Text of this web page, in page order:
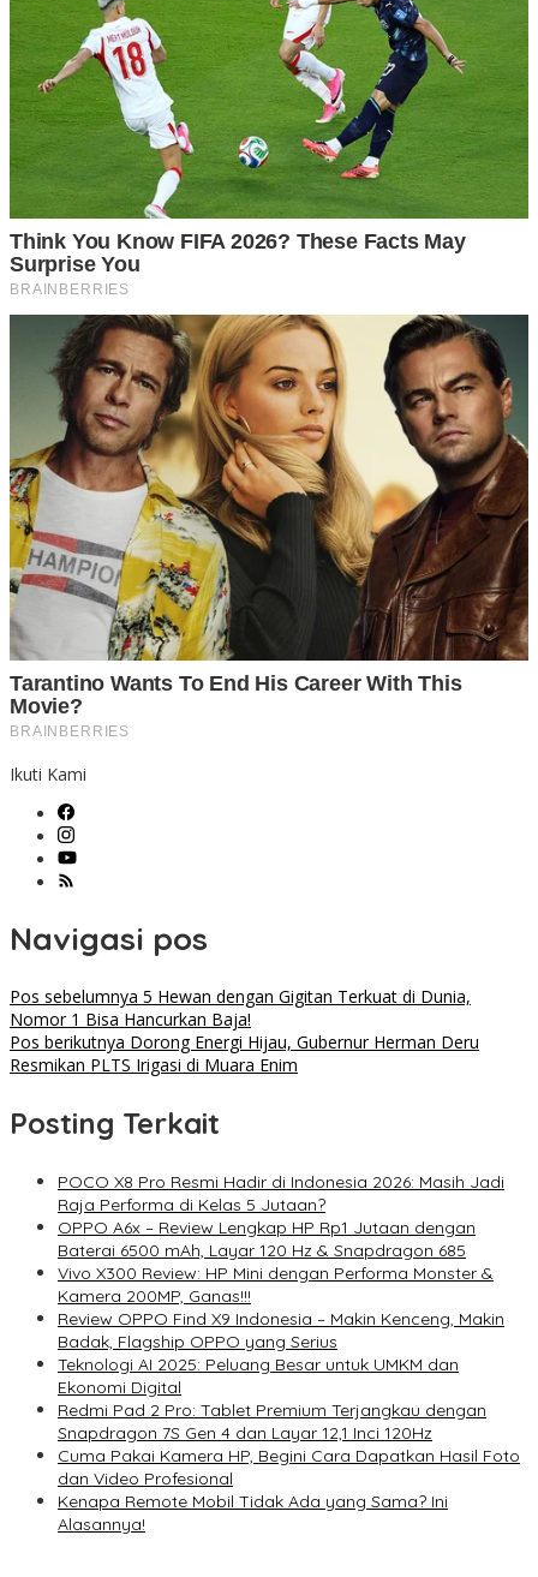
Ikuti Kami
Navigasi pos
Pos sebelumnya 5 Hewan dengan Gigitan Terkuat di Dunia,
Nomor 1 Bisa Hancurkan Baja!
Pos berikutnya Dorong Energi Hijau, Gubernur Herman Deru
Resmikan PLTS Irigasi di Muara Enim
Posting Terkait
POCO X8 Pro Resmi Hadir di Indonesia 2026: Masih Jadi
Raja Performa di Kelas 5 Jutaan?
OPPO A6x – Review Lengkap HP Rp1 Jutaan dengan
Baterai 6500 mAh, Layar 120 Hz & Snapdragon 685
Vivo X300 Review: HP Mini dengan Performa Monster &
Kamera 200MP, Ganas!!!
Review OPPO Find X9 Indonesia – Makin Kenceng, Makin
Badak, Flagship OPPO yang Serius
Teknologi AI 2025: Peluang Besar untuk UMKM dan
Ekonomi Digital
Redmi Pad 2 Pro: Tablet Premium Terjangkau dengan
Snapdragon 7S Gen 4 dan Layar 12,1 Inci 120Hz
Cuma Pakai Kamera HP, Begini Cara Dapatkan Hasil Foto
dan Video Profesional
Kenapa Remote Mobil Tidak Ada yang Sama? Ini
Alasannya!